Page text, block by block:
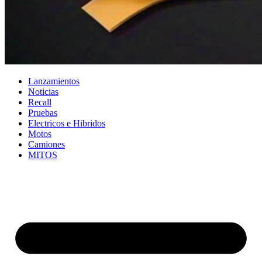
Lanzamientos
Noticias
Recall
Pruebas
Electricos e Hibridos
Motos
Camiones
MITOS